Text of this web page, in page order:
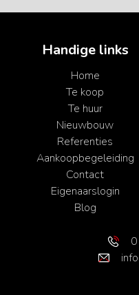
Handige links
Home
Te koop
Te huur
Nieuwbouw
Referenties
Aankoopbegeleiding
Contact
Eigenaarslogin
Blog